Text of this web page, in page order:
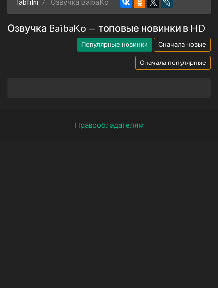
Tabfilm Озвучка BaibaKo
Озвучка BaibaKo — топовые новинки в HD
Популярные новинки Сначала новые
Сначала популярные
Правообладателям